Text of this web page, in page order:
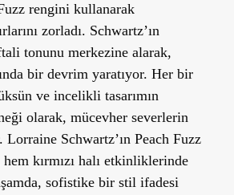
rengini kullanarak
zorladı. Schwartz’ın
tonunu merkezine alarak,
bir devrim yaratıyor. Her bir
ve incelikli tasarımın
olarak, mücevher severlerin
Schwartz’ın Peach Fuzz
kırmızı halı etkinliklerinde
sofistike bir stil ifadesi